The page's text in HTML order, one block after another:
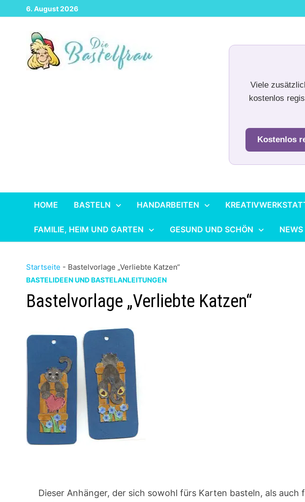
Zurück
zum
6. August 2026
Viele
kostenlos
Kostenlos
HOME BASTELN HANDARBEITEN
FAMILIE, HEIM UND GARTEN GESUND UND SCHÖN NEWS
Startseite - Bastelvorlage „Verliebte Katzen“
BASTELIDEEN UND BASTELANLEITUNGEN
Bastelvorlage „Verliebte Katzen“
Dieser Anhänger, der sich sowohl fürs Karten basteln, als auch